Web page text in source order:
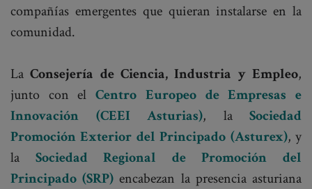
compañías emergentes que quieran instalarse en la
comunidad.
LaConsejería de Ciencia, Industria y Empleo,
junto con elCentro Europeo de Empresas e
Innovación (CEEI Asturias), la Sociedad
Promoción Exterior del Principado (Asturex), y
la Sociedad Regional de Promoción del
Principado (SRP) encabezan la presencia asturiana